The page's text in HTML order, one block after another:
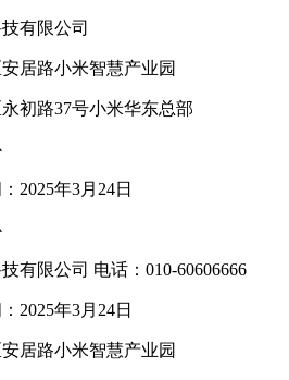
有限公司
居路小米智慧产业园
初路37号小米华东总部
2025年3月24日
有限公司 电话：010-60606666
2025年3月24日
居路小米智慧产业园